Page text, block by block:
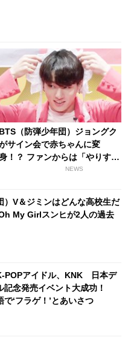
BTS（防弾少年団）ジョングク
サイン会で赤ちゃんに変
！？ ファンからは「やりす
NEWS
）V＆ジミンはどんな高校生だ
My Girlスンヒが2人の過去
POPアイドル、KNK 日本デ
記念発売イベント大成功！
‘フラゲ！’とあいさつ